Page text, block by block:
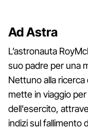
Ad Astra
L’astronauta
suo padre per una
Nettuno alla
mette in viaggio
dell'esercito,
indizi sul fallimento